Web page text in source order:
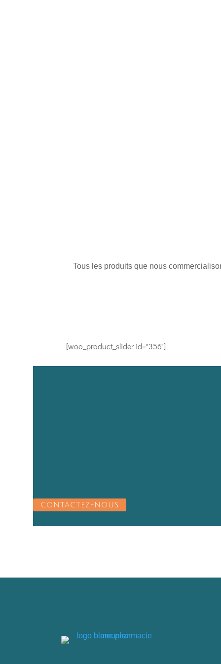
Tous les produits que nous
[woo_product_slider id="356"]
CONTACTEZ-NOUS